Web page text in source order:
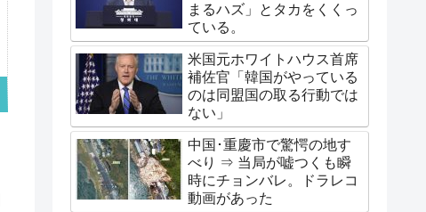
まるハズ」とタカをくくっ
ている。
米国元ホワイトハウス首席
補佐官「韓国がやっている
のは同盟国の取る行動では
ない」
中国･重慶市で驚愕の地す
べり ⇒ 当局が嘘つくも瞬
時にチョンバレ。ドラレコ
動画があった